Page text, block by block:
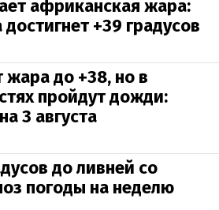
африканская жара:
+39 градусов
жара до +38, но в
пройдут дожди:
3 августа
до ливней со
погоды на неделю